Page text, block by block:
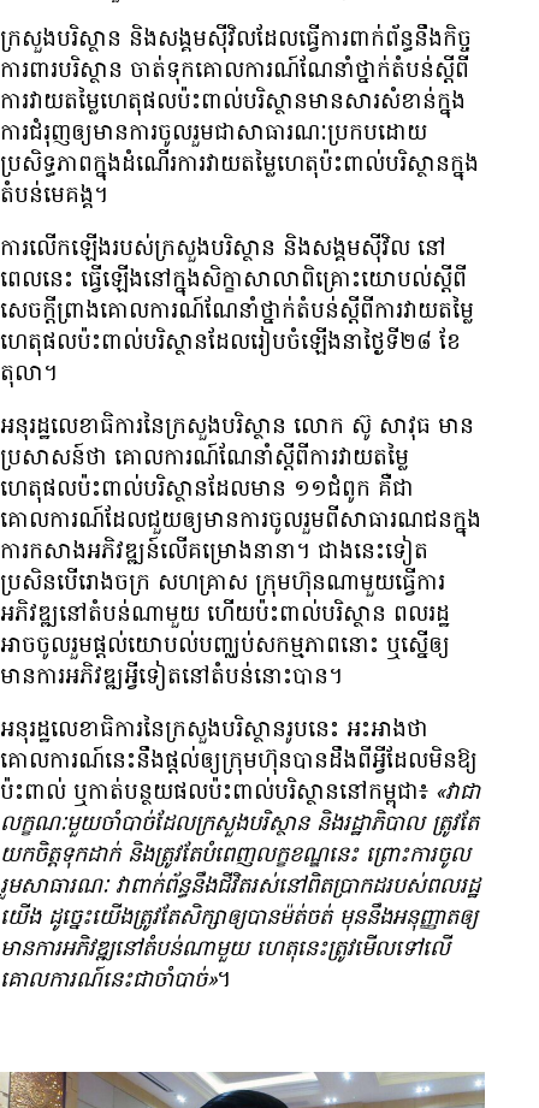
ក្រសួង​បរិស្ថាន និង​សង្គម​ស៊ីវិល​ដែល​ធ្វើ​ការ​ពាក់ព័ន្ធ​នឹង​កិច្ច​
ការពារ​បរិស្ថាន ចាត់​ទុក​គោលការណ៍​ណែនាំ​ថ្នាក់​តំបន់​ស្ដីពី​
ការ​វាយ​តម្លៃ​ហេតុផល​ប៉ះពាល់​បរិស្ថាន​មាន​សារសំខាន់​ក្នុង​
ការ​ជំរុញ​ឲ្យ​មាន​ការ​ចូលរួម​ជា​សាធារណៈ​ប្រកប​ដោយ​
ប្រសិទ្ធភាព​ក្នុង​ដំណើរការ​វាយ​តម្លៃ​ហេតុ​ប៉ះពាល់​បរិស្ថាន​ក្នុង​
តំបន់​មេគង្គ។
ការ​លើក​ឡើង​របស់​ក្រសួង​បរិស្ថាន និង​សង្គម​ស៊ីវិល នៅ​
ពេល​នេះ ធ្វើ​ឡើង​នៅ​ក្នុង​សិក្ខាសាលា​ពិគ្រោះ​យោបល់​ស្ដីពី​
សេចក្ដី​ព្រាង​គោលការណ៍​ណែនាំ​ថ្នាក់​តំបន់​ស្ដីពី​ការ​វាយ​តម្លៃ​
ហេតុផល​ប៉ះពាល់​បរិស្ថាន​ដែល​រៀបចំ​ឡើង​នា​ថ្ងៃ​ទី​២៨ ខែ​
តុលា។
អនុ​រដ្ឋលេខាធិការ​នៃ​ក្រសួង​បរិស្ថាន លោក ស៊ូ សាវុធ មាន​
ប្រសាសន៍​ថា គោលការណ៍​ណែនាំ​ស្ដីពី​ការ​វាយ​តម្លៃ​
ហេតុផល​ប៉ះពាល់​បរិស្ថាន​ដែល​មាន ១១​ជំពូក គឺ​ជា​
គោលការណ៍​ដែល​ជួយ​ឲ្យ​មាន​ការ​ចូលរួម​ពី​សាធារណជន​ក្នុង​
ការ​កសាង​អភិវឌ្ឍន៍​លើ​គម្រោង​នានា។ ជាង​នេះ​ទៀត
ប្រសិនបើ​រោងចក្រ សហគ្រាស ក្រុមហ៊ុន​ណា​មួយ​ធ្វើ​ការ​
អភិវឌ្ឍ​នៅ​តំបន់​ណា​មួយ ហើយ​ប៉ះពាល់​បរិស្ថាន ពលរដ្ឋ​
អាច​ចូលរួម​ផ្ដល់​យោបល់​បញ្ឈប់​សកម្មភាព​នោះ ឬ​ស្នើ​ឲ្យ​
មាន​ការ​អភិវឌ្ឍ​អ្វី​ទៀត​នៅ​តំបន់​នោះ​បាន។
អនុ​រដ្ឋលេខាធិការ​នៃ​ក្រសួង​បរិស្ថាន​រូប​នេះ អះអាង​ថា
គោលការណ៍​នេះ​នឹង​ផ្ដល់​ឲ្យ​ក្រុមហ៊ុន​បាន​ដឹង​ពី​អ្វី​ដែល​មិន​ឱ្យ​
ប៉ះពាល់ ឬ​កាត់​បន្ថយ​ផល​ប៉ះពាល់​បរិស្ថាន​នៅ​កម្ពុជា៖ «វា​ជា​
លក្ខណៈ​មួយ​ចាំបាច់​ដែល​ក្រសួង​បរិស្ថាន និង​រដ្ឋាភិបាល ត្រូវ​តែ​
យក​ចិត្ត​ទុកដាក់ និង​ត្រូវ​តែ​បំពេញ​លក្ខខណ្ឌ​នេះ ព្រោះ​ការ​ចូល
រួម​សាធារណៈ វា​ពាក់ព័ន្ធ​នឹង​ជីវិត​រស់​នៅ​ពិត​ប្រាកដ​របស់​ពលរដ្ឋ​
យើង ដូច្នេះ​យើង​ត្រូវ​តែ​សិក្សា​ឲ្យ​បាន​ម៉ត់ចត់ មុន​នឹង​អនុញ្ញាត​ឲ្យ​
មាន​ការ​អភិវឌ្ឍ​នៅ​តំបន់​ណា​មួយ ហេតុ​នេះ​ត្រូវ​មើល​ទៅ​លើ​
គោលការណ៍​នេះ​ជា​ចាំបាច់»។